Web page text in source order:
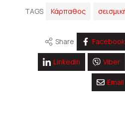
TAGS Κάρπαθος
Share Facebook
Linkedin Viber
Email